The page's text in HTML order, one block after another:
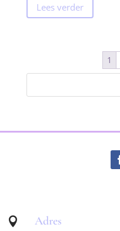
Lees verder
1
 Adres